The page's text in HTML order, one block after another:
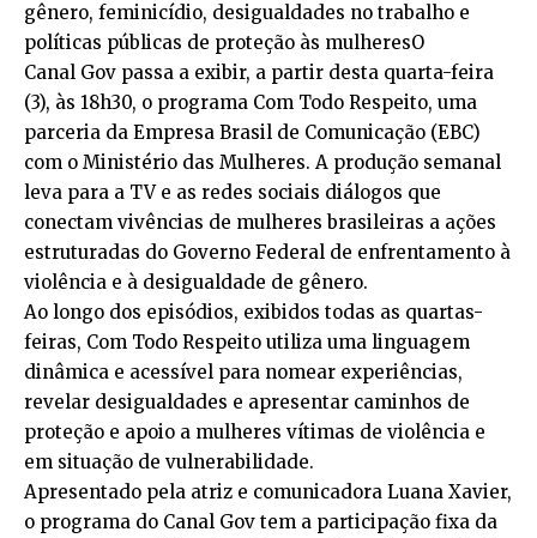
gênero, feminicídio, desigualdades no trabalho e
políticas públicas de proteção às mulheresO
Canal Gov passa a exibir, a partir desta quarta-feira
(3), às 18h30, o programa Com Todo Respeito, uma
parceria da Empresa Brasil de Comunicação (EBC)
com o Ministério das Mulheres. A produção semanal
leva para a TV e as redes sociais diálogos que
conectam vivências de mulheres brasileiras a ações
estruturadas do Governo Federal de enfrentamento à
violência e à desigualdade de gênero.
Ao longo dos episódios, exibidos todas as quartas-
feiras, Com Todo Respeito utiliza uma linguagem
dinâmica e acessível para nomear experiências,
revelar desigualdades e apresentar caminhos de
proteção e apoio a mulheres vítimas de violência e
em situação de vulnerabilidade.
Apresentado pela atriz e comunicadora Luana Xavier,
o programa do Canal Gov tem a participação fixa da